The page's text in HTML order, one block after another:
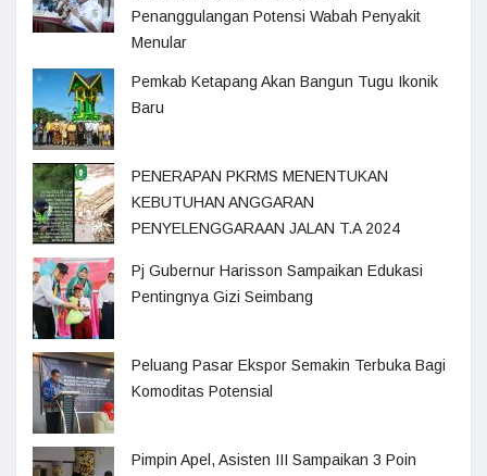
Penanggulangan Potensi Wabah Penyakit
Menular
Pemkab Ketapang Akan Bangun Tugu Ikonik
Baru
PENERAPAN PKRMS MENENTUKAN
KEBUTUHAN ANGGARAN
PENYELENGGARAAN JALAN T.A 2024
Pj Gubernur Harisson Sampaikan Edukasi
Pentingnya Gizi Seimbang
Peluang Pasar Ekspor Semakin Terbuka Bagi
Komoditas Potensial
Pimpin Apel, Asisten III Sampaikan 3 Poin